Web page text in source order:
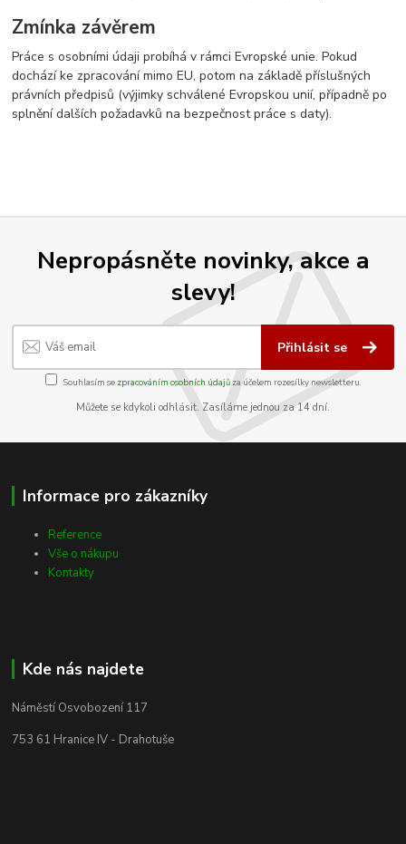
Zmínka závěrem
Práce s osobními údaji probíhá v rámci Evropské unie. Pokud
dochází ke zpracování mimo EU, potom na základě příslušných
právních předpisů (výjimky schválené Evropskou unií, případně po
splnění dalších požadavků na bezpečnost práce s daty).
Nepropásněte novinky, akce a
slevy!
Přihlásit se
Souhlasím se zpracováním osobních údajůza účelem rozesílky newsletteru.
Můžete se kdykoli odhlásit. Zasíláme jednou za 14 dní.
Informace pro zákazníky
Reference
Vše o nákupu
Kontakty
Kde nás najdete
Náměstí Osvobození 117
753 61 Hranice IV - Drahotuše